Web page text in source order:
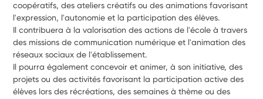
coopératifs, des ateliers créatifs ou des animations favorisant
l'expression, l'autonomie et la participation des élèves.
Il contribuera à la valorisation des actions de l'école à travers
des missions de communication numérique et l'animation des
réseaux sociaux de l'établissement.
Il pourra également concevoir et animer, à son initiative, des
projets ou des activités favorisant la participation active des
élèves lors des récréations, des semaines à thème ou des